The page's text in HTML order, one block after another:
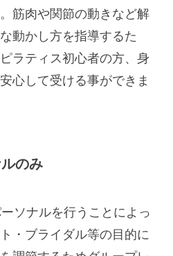
筋肉や関節の動きなど解
動かし方を指導するた
ラティス初心者の方、身
心して受ける事ができま
のみ
ソナルを行うことによっ
・ブライダル等の目的に